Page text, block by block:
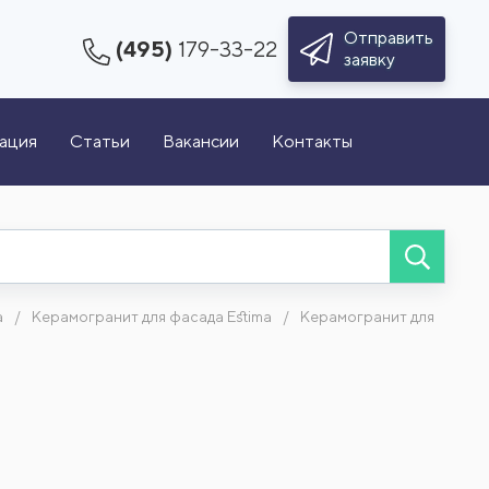
(495) 179-33-22
Отправить
заявку
Статьи Вакансии Контакты
Керамогранит для фасада Estima Керамогранит для